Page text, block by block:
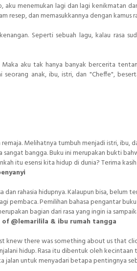
menemukan lagi dan lagi kenikmatan
resep, dan memasukkannya dengan kamus
Seperti sebuah lagu, kalau rasa
aku tak hanya banyak bercerita
anak, ibu, istri, dan "Cheffe",
remaja. Melihatnya tumbuh menjadi istri,
sangat bangga. Buku ini merupakan bukti
itu esensi kita hidup di dunia? Terima
dan rahasia hidupnya. Kalaupun bisa, belum
pembaca. Pemilihan bahasa pengantar
bagian dari rasa yang ingin ia
@lemarilila & ibu rumah tangga
knew there was something about us that
hidup. Rasa itu dibentuk oleh
jalan untuk menyadari betapa pentingnya